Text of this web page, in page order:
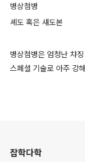
병상첨병
셰도 혹은 섀도본
병상첨병은 엄청난 챠
스페셜 기술로 아주 강
잡학다학